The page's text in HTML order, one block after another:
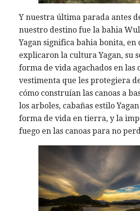
Y nuestra última parada antes
nuestro destino fue la bahia
Yagan significa bahia bonita, en
explicaron la cultura Yagan, su
forma de vida agachados en las
vestimenta que les protegiera
cómo construían las canoas a
los arboles, cabañas estilo
forma de vida en tierra, y la
fuego en las canoas para no